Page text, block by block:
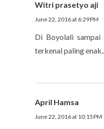
Witri prasetyo aji
June 22, 2016 at 6:29 PM
Di Boyolali
terkenal paling
April Hamsa
June 22, 2016 at 10:15 PM